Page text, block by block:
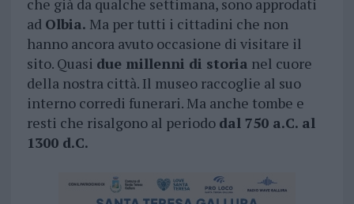
che già da qualche settimana, sono approdati
ad Olbia. Ma per tutti i cittadini che non
hanno ancora avuto occasione di visitare il
sito. Quasi due millenni di storia nel cuore
della nostra città. Il museo raccoglie al suo
interno corredi funerari. Ma anche tombe e
resti che risalgono al periodo dal 750 a.C. al
1300 d.C.